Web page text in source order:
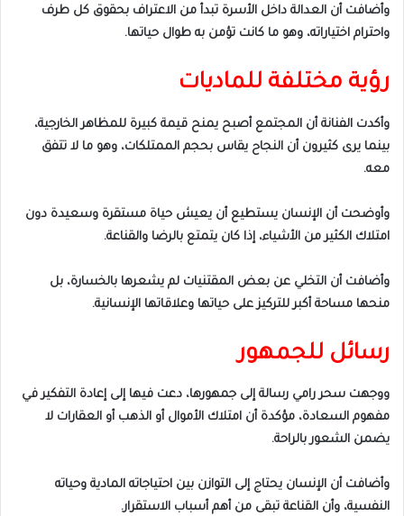
وأضافت أن العدالة داخل الأسرة تبدأ من الاعتراف بحقوق كل طرف
واحترام اختياراته، وهو ما كانت تؤمن به طوال حياتها.
رؤية مختلفة للماديات
وأكدت الفنانة أن المجتمع أصبح يمنح قيمة كبيرة للمظاهر الخارجية،
بينما يرى كثيرون أن النجاح يقاس بحجم الممتلكات، وهو ما لا تتفق
معه.
وأوضحت أن الإنسان يستطيع أن يعيش حياة مستقرة وسعيدة دون
امتلاك الكثير من الأشياء، إذا كان يتمتع بالرضا والقناعة.
وأضافت أن التخلي عن بعض المقتنيات لم يشعرها بالخسارة، بل
منحها مساحة أكبر للتركيز على حياتها وعلاقاتها الإنسانية.
رسائل للجمهور
ووجهت سحر رامي رسالة إلى جمهورها، دعت فيها إلى إعادة التفكير في
مفهوم السعادة، مؤكدة أن امتلاك الأموال أو الذهب أو العقارات لا
يضمن الشعور بالراحة.
وأضافت أن الإنسان يحتاج إلى التوازن بين احتياجاته المادية وحياته
النفسية، وأن القناعة تبقى من أهم أسباب الاستقرار.